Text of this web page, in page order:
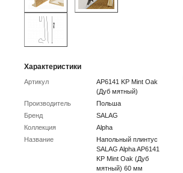
Характеристики
Артикул
AP6141 KP Mint Oak
(Дуб мятный)
Производитель
Польша
Бренд
SALAG
Коллекция
Alpha
Название
Напольный плинтус
SALAG Alpha AP6141
KP Mint Oak (Дуб
мятный) 60 мм